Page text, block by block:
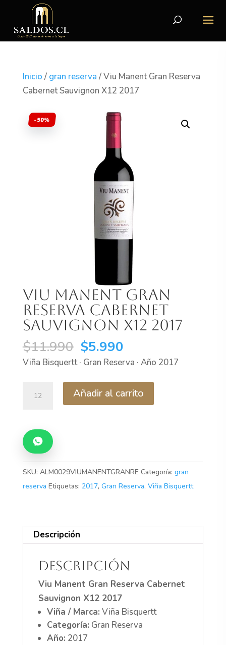
Inicio / gran reserva / Viu Manent Gran Reserva
Cabernet Sauvignon X12 2017
-50%
Viu Manent Gran
Reserva Cabernet
Sauvignon X12 2017
$11.990 El
precio
era:
$11.990.
$5.990El
precio
es:
$5.990.
Viña Bisquertt · Gran Reserva · Año 2017
Reserva
Cabernet
Sauvignon
X12
2017
Añadir al carrito
SKU: ALM0029VIUMANENTGRANRE Categoría: gran
reserva Etiquetas: 2017, Gran Reserva, Viña Bisquertt
Descripción
Descripción
Viu Manent Gran Reserva Cabernet
Sauvignon X12 2017
Viña / Marca: Viña Bisquertt
Categoría: Gran Reserva
Año: 2017